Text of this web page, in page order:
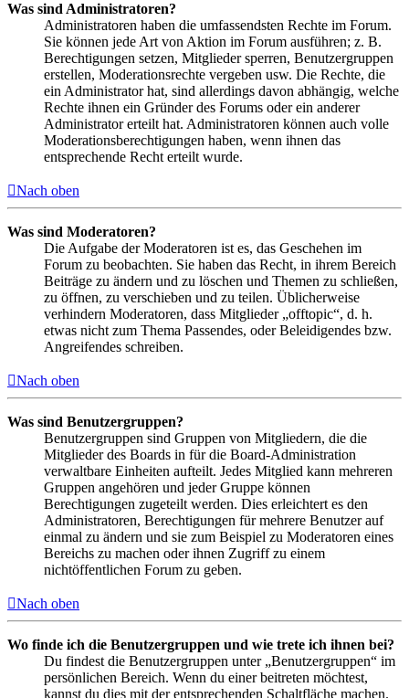
Was sind Administratoren?
Administratoren haben die umfassendsten Rechte im Forum.
Sie können jede Art von Aktion im Forum ausführen; z. B.
Berechtigungen setzen, Mitglieder sperren, Benutzergruppen
erstellen, Moderationsrechte vergeben usw. Die Rechte, die
ein Administrator hat, sind allerdings davon abhängig, welche
Rechte ihnen ein Gründer des Forums oder ein anderer
Administrator erteilt hat. Administratoren können auch volle
Moderationsberechtigungen haben, wenn ihnen das
entsprechende Recht erteilt wurde.
Nach oben
Was sind Moderatoren?
Die Aufgabe der Moderatoren ist es, das Geschehen im
Forum zu beobachten. Sie haben das Recht, in ihrem Bereich
Beiträge zu ändern und zu löschen und Themen zu schließen,
zu öffnen, zu verschieben und zu teilen. Üblicherweise
verhindern Moderatoren, dass Mitglieder „offtopic“, d. h.
etwas nicht zum Thema Passendes, oder Beleidigendes bzw.
Angreifendes schreiben.
Nach oben
Was sind Benutzergruppen?
Benutzergruppen sind Gruppen von Mitgliedern, die die
Mitglieder des Boards in für die Board-Administration
verwaltbare Einheiten aufteilt. Jedes Mitglied kann mehreren
Gruppen angehören und jeder Gruppe können
Berechtigungen zugeteilt werden. Dies erleichtert es den
Administratoren, Berechtigungen für mehrere Benutzer auf
einmal zu ändern und sie zum Beispiel zu Moderatoren eines
Bereichs zu machen oder ihnen Zugriff zu einem
nichtöffentlichen Forum zu geben.
Nach oben
Wo finde ich die Benutzergruppen und wie trete ich ihnen bei?
Du findest die Benutzergruppen unter „Benutzergruppen“ im
persönlichen Bereich. Wenn du einer beitreten möchtest,
kannst du dies mit der entsprechenden Schaltfläche machen.